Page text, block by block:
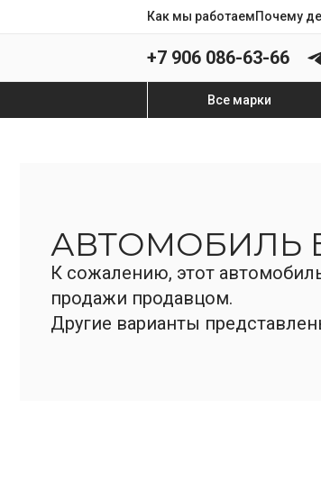
Как мы работаемПочему
+7 906 086-63-66
Все марки
АВТОМОБИЛЬ
К сожалению, этот
продажи продавцом.
Другие варианты